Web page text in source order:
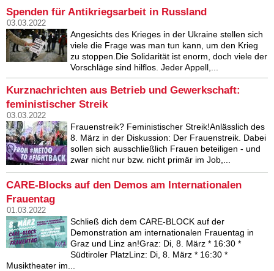
Spenden für Antikriegsarbeit in Russland
03.03.2022
Angesichts des Krieges in der Ukraine stellen sich
viele die Frage was man tun kann, um den Krieg
zu stoppen.Die Solidarität ist enorm, doch viele der
Vorschläge sind hilflos. Jeder Appell,...
Kurznachrichten aus Betrieb und Gewerkschaft:
feministischer Streik
03.03.2022
Frauenstreik? Feministischer Streik!Anlässlich des
8. März in der Diskussion: Der Frauenstreik. Dabei
sollen sich ausschließlich Frauen beteiligen - und
zwar nicht nur bzw. nicht primär im Job,...
CARE-Blocks auf den Demos am Internationalen
Frauentag
01.03.2022
Schließ dich dem CARE-BLOCK auf der
Demonstration am internationalen Frauentag in
Graz und Linz an!Graz: Di, 8. März * 16:30 *
Südtiroler PlatzLinz: Di, 8. März * 16:30 *
Musiktheater im...